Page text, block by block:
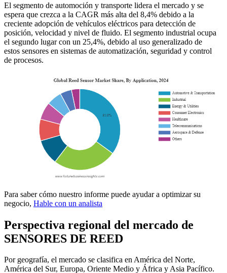
El segmento de automoción y transporte lidera el mercado y se
espera que crezca a la CAGR más alta del 8,4% debido a la
creciente adopción de vehículos eléctricos para detección de
posición, velocidad y nivel de fluido. El segmento industrial ocupa
el segundo lugar con un 25,4%, debido al uso generalizado de
estos sensores en sistemas de automatización, seguridad y control
de procesos.
Para saber cómo nuestro informe puede ayudar a optimizar su
negocio, Hable con un analista
Perspectiva regional del mercado de
SENSORES DE REED
Por geografía, el mercado se clasifica en América del Norte,
América del Sur, Europa, Oriente Medio y África y Asia Pacífico.